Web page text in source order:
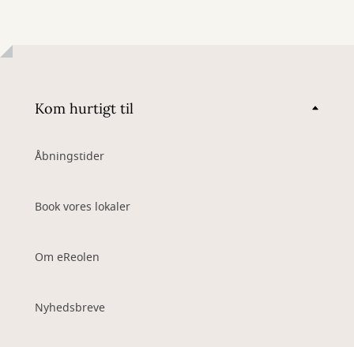
Kom hurtigt til
Åbningstider
Book vores lokaler
Om eReolen
Nyhedsbreve